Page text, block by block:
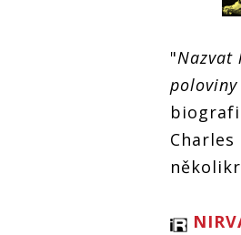
uvnitř
Kde se
obstál
výtvarný
umělec?
"Nazvat
Charles